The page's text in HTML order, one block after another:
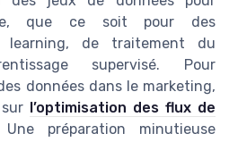
que ce soit pour des
learning, de traitement du
supervisé. Pour
données dans le marketing,
l’optimisation des flux de
préparation minutieuse